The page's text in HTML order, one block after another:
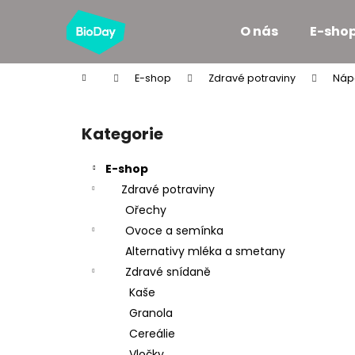
O nás E-
Domů E-shop Zdravé potraviny
Přeskočit
kategorie
Kategorie
E-shop
Zdravé potraviny
Ořechy
Ovoce a semínka
Alternativy mléka a smetany
Zdravé snídaně
Kaše
Granola
Cereálie
í
Zpět
do
Zpět
do